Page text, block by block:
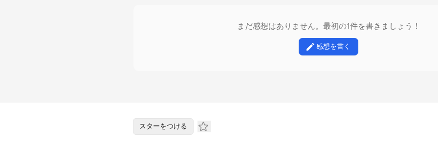
まだ感想はありません。最初の1件を書きましょう！
感想を書く
スターをつける